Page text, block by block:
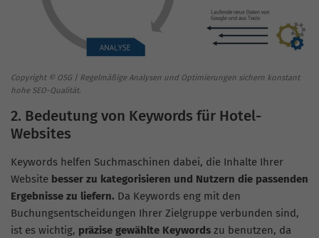
Copyright © OSG | Regelmäßige Analysen und Optimierungen sichern konstant
hohe SEO-Qualität.
2. Bedeutung von Keywords für Hotel-
Websites
Keywords helfen Suchmaschinen dabei, die Inhalte Ihrer
Website besser zu kategorisieren und Nutzern die passenden
Ergebnisse zu liefern. Da Keywords eng mit den
Buchungsentscheidungen Ihrer Zielgruppe verbunden sind,
ist es wichtig, präzise gewählte Keywords zu benutzen, da